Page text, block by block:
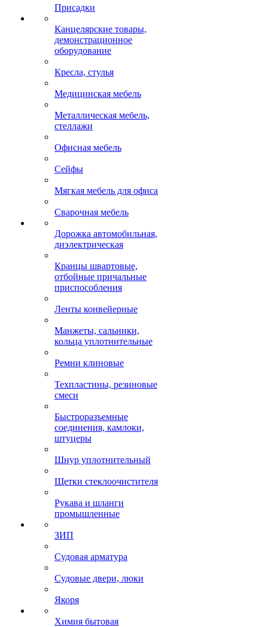
Присадки
Канцелярские товары,
демонстрационное
оборудование
Кресла, стулья
Медицинская мебель
Металлическая мебель,
стеллажи
Офисная мебель
Сейфы
Мягкая мебель для офиса
Сварочная мебель
Дорожка автомобильная,
диэлектрическая
Кранцы швартовые,
отбойные причальные
приспособления
Ленты конвейерные
Манжеты, сальники,
кольца уплотнительные
Ремни клиновые
Техпластины, резиновые
смеси
Быстроразъемные
соединения, камлоки,
штуцеры
Шнур уплотнительный
Щетки стеклоочистителя
Рукава и шланги
промышленные
ЗИП
Судовая арматура
Судовые двери, люки
Якоря
Химия бытовая